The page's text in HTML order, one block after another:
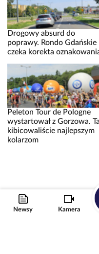
Drogowy absurd do
poprawy. Rondo Gdańskie
czeka korekta
Peleton Tour de Pologne
wystartował z Gorzowa.
kibicowaliście najlepszym
kolarzom
Newsy Kamera